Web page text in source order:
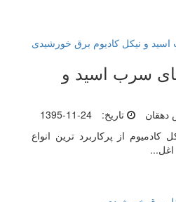
سرب اسید و
دهقان تاریخ:
1395-11-24
کادمیوم از پرکاربرد ترین انواع
اغل...